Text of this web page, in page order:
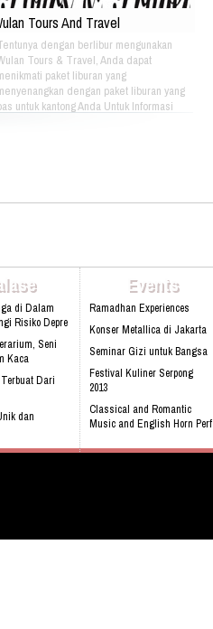
Tours And Travel
dengan berlibur mengunakan
Tours & Travel, Anda dapat
paket liburan yang
dengan paket liburan yang
untuk kantong Anda Untuk Informasi
di Dalam
Risiko Depre
Seni
Kaca
Dari
dan
pertama
Events
Ramadhan Experiences
Konser Metallica di Jakarta
Seminar Gizi untuk Bangsa
Festival Kuliner Serpong
2013
Classical and Romantic
Music and English Horn Perf